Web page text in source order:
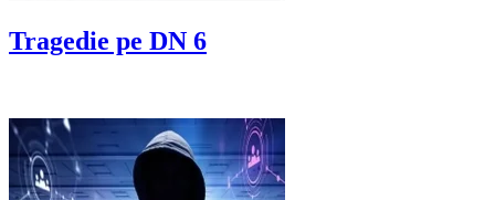
Tragedie pe DN 6